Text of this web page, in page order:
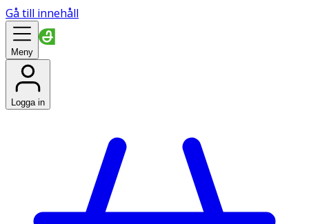
Gå till innehåll
Meny
Logga in